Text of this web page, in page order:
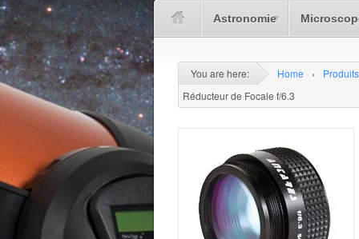
Astronomie
You are here: Home › Produits
Réducteur de Focale f/6.3